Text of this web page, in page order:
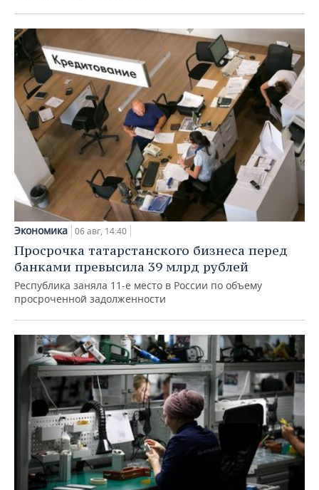
Экономика 06 авг, 14:40
Просрочка татарстанского бизнеса перед
банками превысила 39 млрд рублей
Республика заняла 11-е место в России по объему
просроченной задолженности